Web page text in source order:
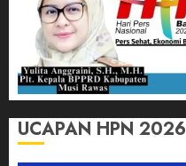
UCAPAN HPN 2026